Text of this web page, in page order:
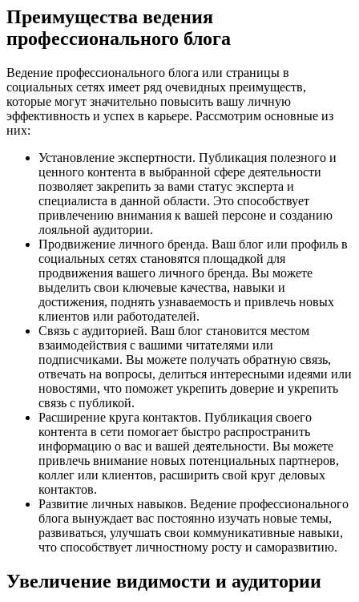
Преимущества ведения
профессионального блога
Ведение профессионального блога или страницы в
социальных сетях имеет ряд очевидных преимуществ,
которые могут значительно повысить вашу личную
эффективность и успех в карьере. Рассмотрим основные из
них:
Установление экспертности. Публикация полезного и
ценного контента в выбранной сфере деятельности
позволяет закрепить за вами статус эксперта и
специалиста в данной области. Это способствует
привлечению внимания к вашей персоне и созданию
лояльной аудитории.
Продвижение личного бренда. Ваш блог или профиль в
социальных сетях становятся площадкой для
продвижения вашего личного бренда. Вы можете
выделить свои ключевые качества, навыки и
достижения, поднять узнаваемость и привлечь новых
клиентов или работодателей.
Связь с аудиторией. Ваш блог становится местом
взаимодействия с вашими читателями или
подписчиками. Вы можете получать обратную связь,
отвечать на вопросы, делиться интересными идеями или
новостями, что поможет укрепить доверие и укрепить
связь с публикой.
Расширение круга контактов. Публикация своего
контента в сети помогает быстро распространить
информацию о вас и вашей деятельности. Вы можете
привлечь внимание новых потенциальных партнеров,
коллег или клиентов, расширить свой круг деловых
контактов.
Развитие личных навыков. Ведение профессионального
блога вынуждает вас постоянно изучать новые темы,
развиваться, улучшать свои коммуникативные навыки,
что способствует личностному росту и саморазвитию.
Увеличение видимости и аудитории